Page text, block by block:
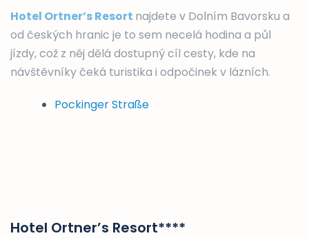
Hotel Ortner’s Resort najdete v Dolním Bavorsku a
od českých hranic je to sem necelá hodina a půl
jízdy, což z něj dělá dostupný cíl cesty, kde na
návštěvníky čeká turistika i odpočinek v lázních.
Pockinger Straße
Hotel Ortner’s Resort****